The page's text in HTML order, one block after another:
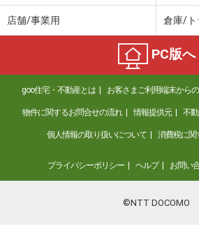
店舗/事業用 倉庫/ト
PC版へ
goo住宅・不動産とは お客さまご利用端末から
物件に関するお問合せの流れ 情報提供元 不
個人情報の取り扱いについて 消費税に関
プライバシーポリシー ヘルプ お問い
©NTT DOCOMO